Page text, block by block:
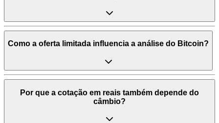
Como a oferta limitada influencia a análise do Bitcoin?
Por que a cotação em reais também depende do
câmbio?